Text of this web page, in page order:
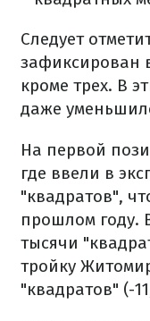
Следует
зафиксирован
кроме трех. В
даже
На первой
где ввели в
"квадратов",
прошлом году.
тысячи
тройку
"квадратов" (-